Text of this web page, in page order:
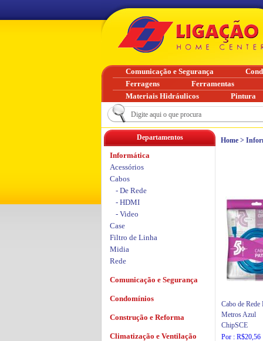
Home >
Cabo de
Metros Azul
ChipSCE
Por : R$20,56
Departamentos
Informática
Acessórios
Cabos
- De Rede
- HDMI
- Video
Case
Filtro de Linha
Midia
Rede
Comunicação e Segurança
Condomínios
Construção e Reforma
Climatização e Ventilação
Comunicação e Segurança
Ferragens
Ferramentas
Materiais Hidráulicos
Pintura